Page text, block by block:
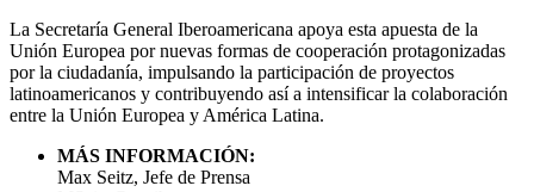
La Secretaría General Iberoamericana apoya esta apuesta de la
Unión Europea por nuevas formas de cooperación protagonizadas
por la ciudadanía, impulsando la participación de proyectos
latinoamericanos y contribuyendo así a intensificar la colaboración
entre la Unión Europea y América Latina.
MÁS INFORMACIÓN:
Max Seitz, Jefe de Prensa